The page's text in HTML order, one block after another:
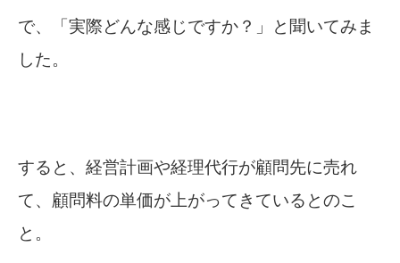
で、「実際どんな感じですか？」と聞いてみま
した。
すると、経営計画や経理代行が顧問先に売れ
て、顧問料の単価が上がってきているとのこ
と。